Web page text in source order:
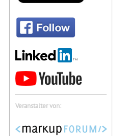
Veranstalter von: